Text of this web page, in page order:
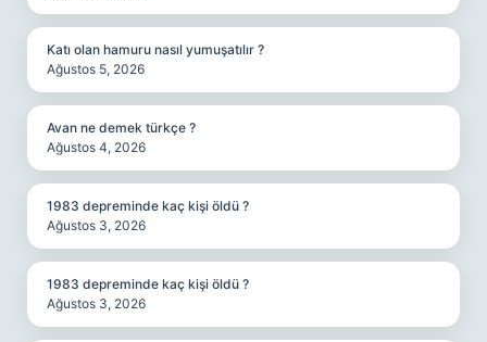
Katı olan hamuru nasıl yumuşatılır ?
Ağustos 5, 2026
Avan ne demek türkçe ?
Ağustos 4, 2026
1983 depreminde kaç kişi öldü ?
Ağustos 3, 2026
1983 depreminde kaç kişi öldü ?
Ağustos 3, 2026